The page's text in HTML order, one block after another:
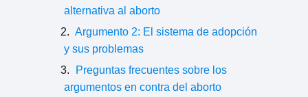
alternativa al aborto
Argumento 2: El sistema de adopción
y sus problemas
Preguntas frecuentes sobre los
argumentos en contra del aborto